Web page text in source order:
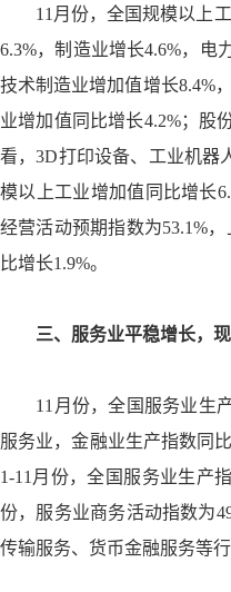
11 月份，全国规模以上
6.3%，制造业增长4.6%，电
技术制造业增加值增长8.4%
业增加值同比增长4.2%；股
看，3D打印设备、工业机器
模以上工业增加值同比增长
经营活动预期指数为53.1%，
比增长1.9%。
三、服务业平稳增长，现
11 月份，全国服务业生
服务业，金融业生产指数同
1-11 月份，全国服务业生产
份，服务业商务活动指数为
传输服务、货币金融服务等